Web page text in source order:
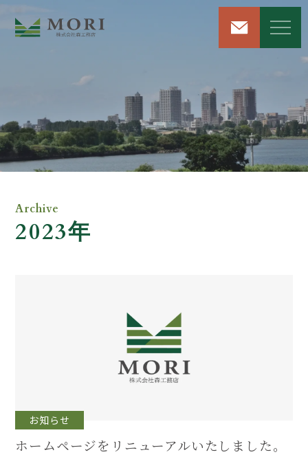
リフォーム＆リノベーション
屋根・外壁工事
雨漏り修理サービス
Archive
2023年
お知らせ
ホームページをリニューアルいたしました。